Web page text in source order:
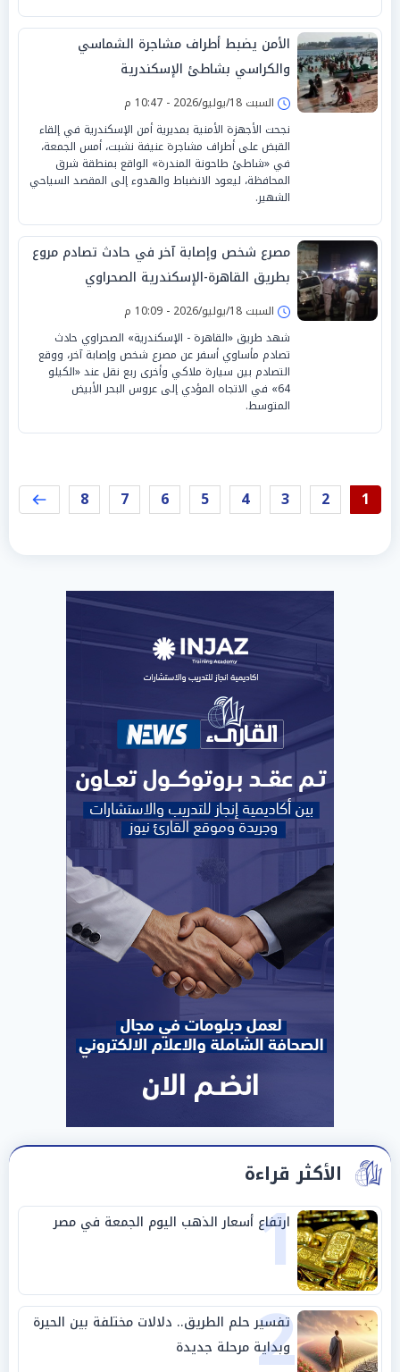
الأمن يضبط أطراف مشاجرة الشماسي
والكراسي بشاطئ الإسكندرية
السبت 18/يوليو/2026 - 10:47 م
نجحت الأجهزة الأمنية بمديرية أمن الإسكندرية في إلقاء
القبض على أطراف مشاجرة عنيفة نشبت، أمس الجمعة،
في «شاطئ طاحونة المندرة» الواقع بمنطقة شرق
المحافظة، ليعود الانضباط والهدوء إلى المقصد السياحي
الشهير.
مصرع شخص وإصابة آخر في حادث تصادم مروع
بطريق القاهرة-الإسكندرية الصحراوي
السبت 18/يوليو/2026 - 10:09 م
شهد طريق «القاهرة - الإسكندرية» الصحراوي حادث
تصادم مأساوي أسفر عن مصرع شخص وإصابة آخر، ووقع
التصادم بين سيارة ملاكي وأخرى ربع نقل عند «الكيلو
64» في الاتجاه المؤدي إلى عروس البحر الأبيض
المتوسط.
1
2
3
4
5
6
7
8
الأكثر قراءة
1
ارتفاع أسعار الذهب اليوم الجمعة في مصر
2
تفسير حلم الطريق.. دلالات مختلفة بين الحيرة
وبداية مرحلة جديدة